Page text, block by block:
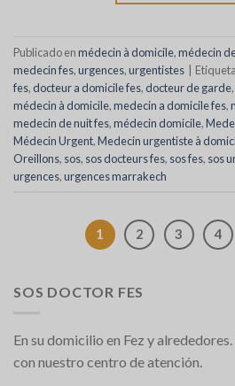
Publicado enmédecin à domicile,médecin
medecin fes,urgences,urgentistes |
fes, docteur a domicile fes, docteur de garde,
médecin à domicile,medecin a domicile fes,
medecin de nuit fes,médecin domicile,
Médecin Urgent,Medecin urgentiste à
Oreillons, sos, sos docteurs fes, sos fes, sos
urgences,urgences marrakech
1 2 3 4
SOS DOCTOR FES
En su domicilio en Fez y
con nuestro centro de atención.